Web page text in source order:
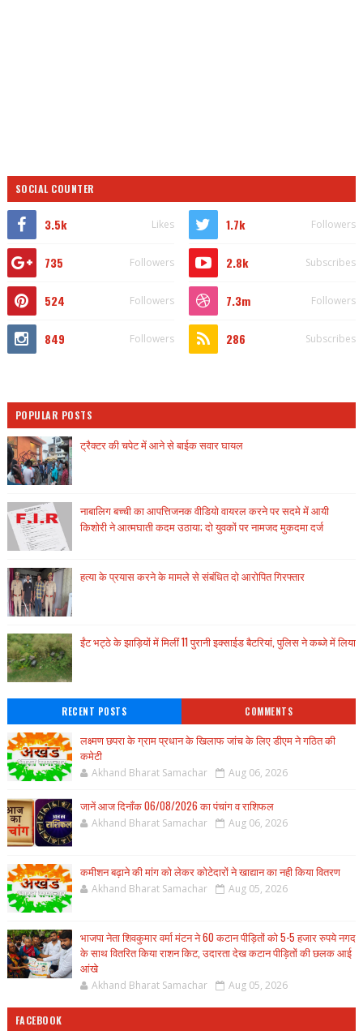
SOCIAL COUNTER
3.5k Likes 1.7k Followers
735 Followers 2.8k Subscribes
524 Followers 7.3m Followers
849 Followers 286 Subscribes
POPULAR POSTS
ट्रैक्टर की चपेट में आने से बाईक सवार घायल
नाबालिग बच्ची का आपत्तिजनक वीडियो वायरल करने पर सदमे में आयी
किशोरी ने आत्मघाती कदम उठाया; दो युवकों पर नामजद मुकदमा दर्ज
हत्या के प्रयास करने के मामले से संबंधित दो आरोपित गिरफ्तार
ईंट भट्ठे के झाड़ियों में मिलीं 11 पुरानी इक्साईड बैटरियां, पुलिस ने कब्जे में लिया
RECENT POSTS COMMENTS
लक्ष्मण छपरा के ग्राम प्रधान के खिलाफ जांच के लिए डीएम ने गठित की
कमेटी
Akhand Bharat Samachar Aug 06, 2026
जानें आज दिनाँक 06/08/2026 का पंचांग व राशिफल
Akhand Bharat Samachar Aug 06, 2026
कमीशन बढ़ाने की मांग को लेकर कोटेदारों ने खाद्यान का नही किया वितरण
Akhand Bharat Samachar Aug 05, 2026
भाजपा नेता शिवकुमार वर्मा मंटन ने 60 कटान पीड़ितों को 5-5 हजार रुपये नगद
के साथ वितरित किया राशन किट, उदारता देख कटान पीड़ितों की छलक आई
आंखे
Akhand Bharat Samachar Aug 05, 2026
FACEBOOK